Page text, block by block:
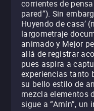
corrientes de
pared”). Sin
Huyendo de casa’
largometraje
animado y Mejor
allá de registrar
pues aspira a
experiencias tanto
su bello estilo de
mezcla elementos
sigue a “Amín”, un